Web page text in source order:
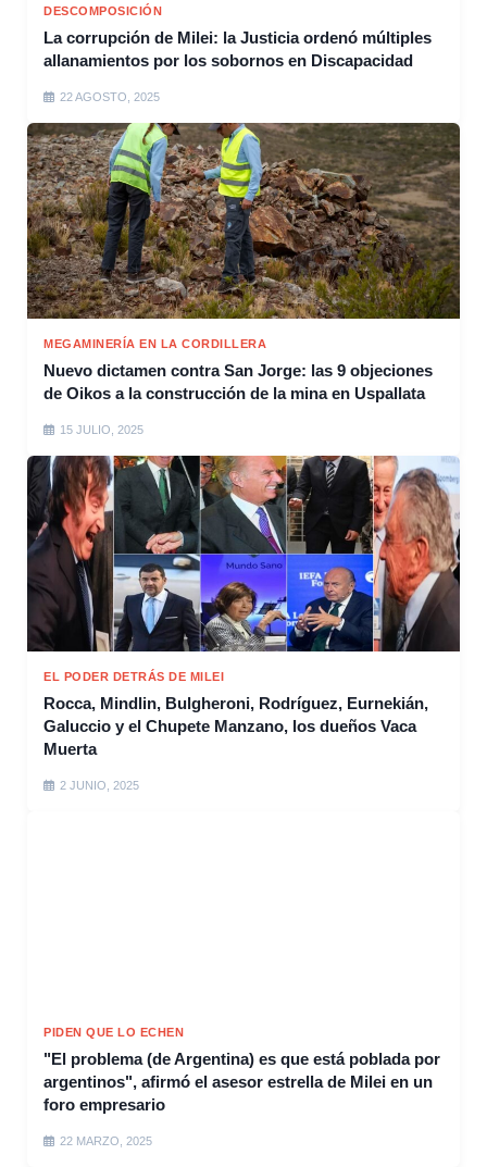
DESCOMPOSICIÓN
La corrupción de Milei: la Justicia ordenó múltiples
allanamientos por los sobornos en Discapacidad
22 AGOSTO, 2025
MEGAMINERÍA EN LA CORDILLERA
Nuevo dictamen contra San Jorge: las 9 objeciones
de Oikos a la construcción de la mina en Uspallata
15 JULIO, 2025
EL PODER DETRÁS DE MILEI
Rocca, Mindlin, Bulgheroni, Rodríguez, Eurnekián,
Galuccio y el Chupete Manzano, los dueños Vaca
Muerta
2 JUNIO, 2025
PIDEN QUE LO ECHEN
"El problema (de Argentina) es que está poblada por
argentinos", afirmó el asesor estrella de Milei en un
foro empresario
22 MARZO, 2025